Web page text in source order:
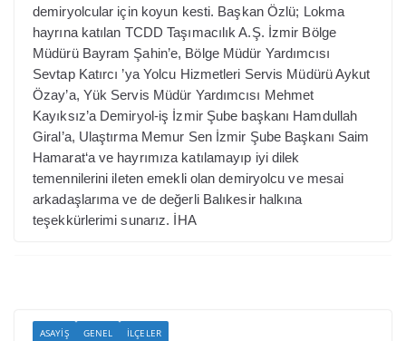
demiryolcular için koyun kesti. Başkan Özlü; Lokma
hayrına katılan TCDD Taşımacılık A.Ş. İzmir Bölge
Müdürü Bayram Şahin’e, Bölge Müdür Yardımcısı
Sevtap Katırcı ’ya Yolcu Hizmetleri Servis Müdürü Aykut
Özay’a, Yük Servis Müdür Yardımcısı Mehmet
Kayıksız’a Demiryol-iş İzmir Şube başkanı Hamdullah
Giral’a, Ulaştırma Memur Sen İzmir Şube Başkanı Saim
Hamarat‘a ve hayrımıza katılamayıp iyi dilek
temennilerini ileten emekli olan demiryolcu ve mesai
arkadaşlarıma ve de değerli Balıkesir halkına
teşekkürlerimi sunarız. İHA
ASAYIŞ GENEL İLÇELER